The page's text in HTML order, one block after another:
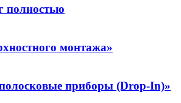
полностью
монтажа»
приборы (Drop-In)»